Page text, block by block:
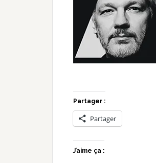
Partager :
Partager
J’aime ça :